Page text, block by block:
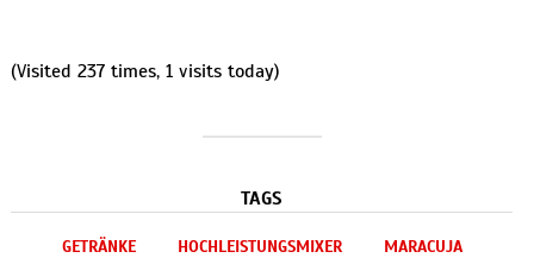
(Visited 237 times, 1 visits today)
TAGS
GETRÄNKE HOCHLEISTUNGSMIXER
MARACUJA